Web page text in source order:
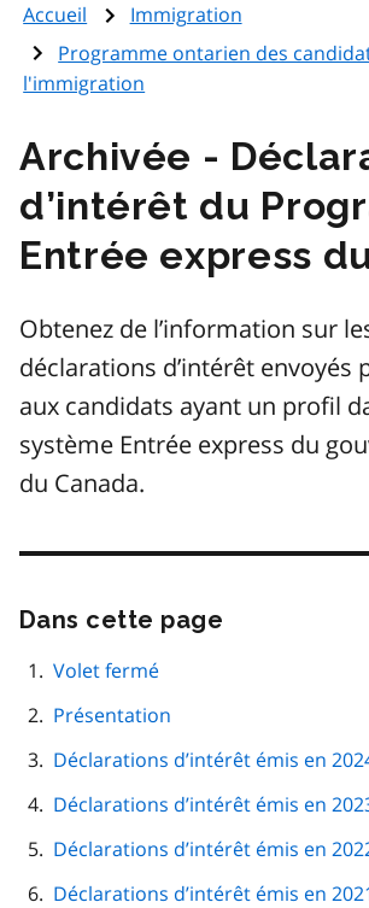
Accueil
Immigration
Programme ontarien des
l'immigration
d’intérêt du
Entrée express
Obtenez de l’information sur
déclarations d’intérêt envoyés
aux candidats ayant un profil
système Entrée express du
du Canada.
Dans cette page
Volet fermé
Présentation
Déclarations d’intérêt émis en
Déclarations d’intérêt émis en
Déclarations d’intérêt émis en
Déclarations d’intérêt émis en